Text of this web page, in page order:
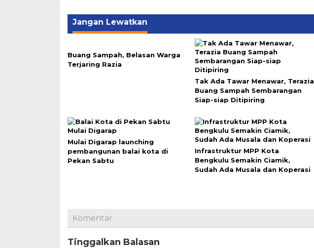
Jangan Lewatkan
Buang Sampah, Belasan Warga
Terjaring Razia
Tak Ada Tawar Menawar, Terazia
Buang Sampah Sembarangan
Siap-siap Ditipiring
Mulai Digarap launching
pembangunan balai kota di
Pekan Sabtu
Infrastruktur MPP Kota
Bengkulu Semakin Ciamik,
Sudah Ada Musala dan Koperasi
Komentar
Tinggalkan Balasan